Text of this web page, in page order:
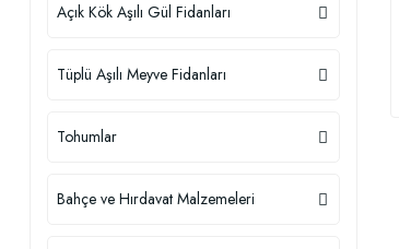
Açık Kök Aşılı Gül Fidanları
Tüplü Aşılı Meyve Fidanları
Tohumlar
Bahçe ve Hırdavat Malzemeleri